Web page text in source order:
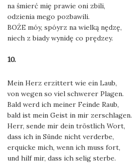
na śmierć mię prawie oni zbili,
odzienia mego pozbawili.
BOŻE móy, spóyrz na wielką nędzę,
niech z biady wynidę co prędzey.
10.
Mein Herz erzittert wie ein Laub,
von wegen so viel schwerer Plagen.
Bald werd ich meiner Feinde Raub,
bald ist mein Geist in mir zerschlagen.
Herr, sende mir dein tröstlich Wort,
dass ich in Sünde nicht verderbe,
erquicke mich, wenn ich muss fort,
und hilf mir, dass ich selig sterbe.